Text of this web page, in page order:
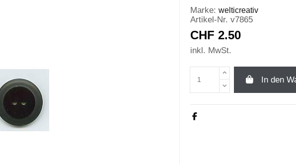
Marke: welticreativ
Artikel-Nr. v7865
CHF 2.50
inkl. MwSt.
In den